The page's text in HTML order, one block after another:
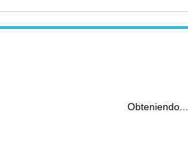
Obteniendo...